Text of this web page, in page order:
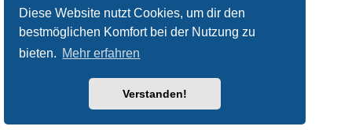
Diese Website nutzt Cookies, um dir den
bestmöglichen Komfort bei der Nutzung zu
bieten. Mehr erfahren
Verstanden!